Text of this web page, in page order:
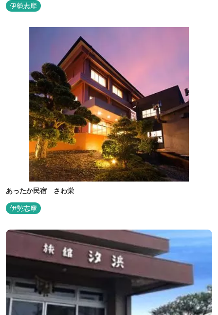
伊勢志摩
あったか民宿 さわ栄
伊勢志摩